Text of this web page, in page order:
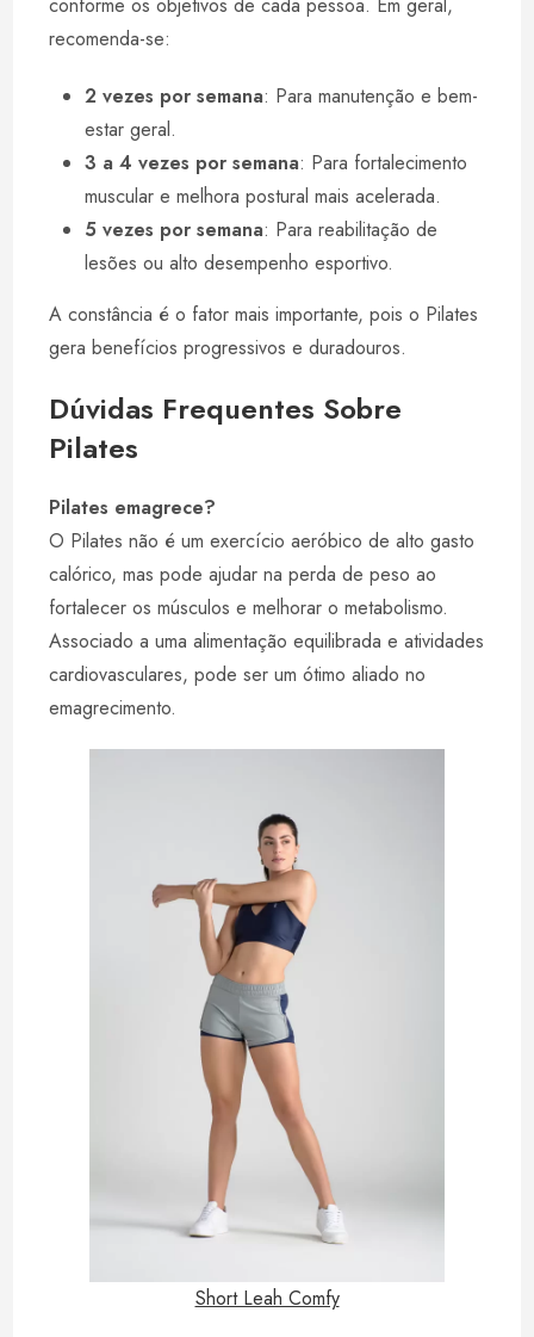
recomenda-se:
2 vezes por semana: Para manutenção e bem-
estar geral.
3 a 4 vezes por semana: Para fortalecimento
muscular e melhora postural mais acelerada.
5 vezes por semana: Para reabilitação de
lesões ou alto desempenho esportivo.
A constância é o fator mais importante, pois o Pilates
gera benefícios progressivos e duradouros.
Dúvidas Frequentes Sobre
Pilates
Pilates emagrece?
O Pilates não é um exercício aeróbico de alto gasto
calórico, mas pode ajudar na perda de peso ao
fortalecer os músculos e melhorar o metabolismo.
Associado a uma alimentação equilibrada e atividades
cardiovasculares, pode ser um ótimo aliado no
emagrecimento.
Short Leah Comfy